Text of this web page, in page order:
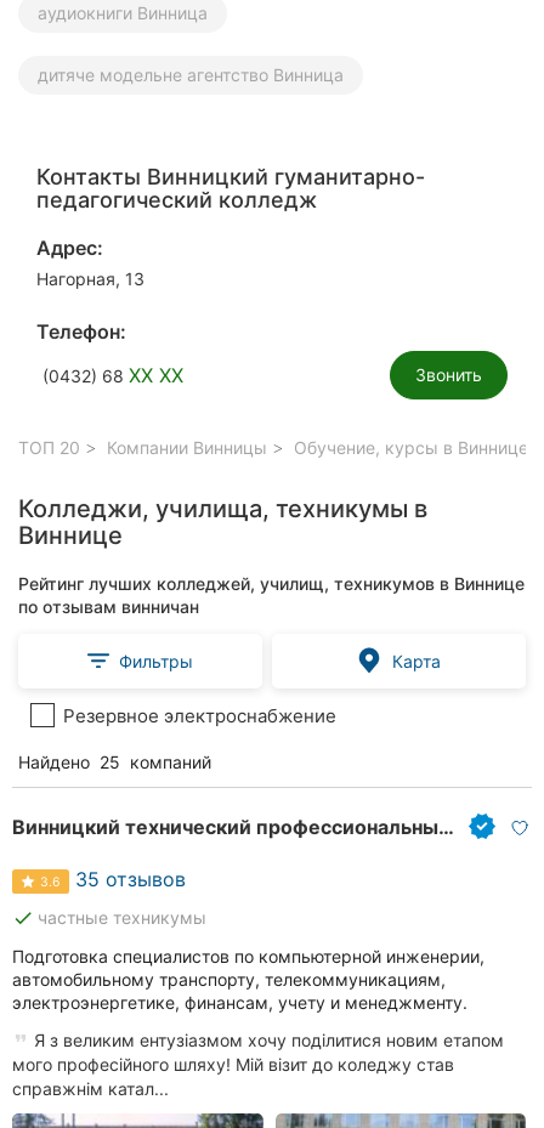
аудиокниги Винница
дитяче модельне агентство Винница
Контакты Винницкий гуманитарно-
педагогический колледж
Адрес:
Нагорная, 13
Телефон:
(0432) 68 XX XX Звонить
ТОП 20 Компании Винницы Обучение, курсы в Виннице
Колледжи, училища, техникумы в
Виннице
Рейтинг лучших колледжей, училищ, техникумов в Виннице
по отзывам винничан
Фильтры Карта
Резервное электроснабжение
Найдено 25 компаний
Винницкий технический профессиональный колледж
3.6 35 отзывов
done частные техникумы
Подготовка специалистов по компьютерной инженерии,
автомобильному транспорту, телекоммуникациям,
электроэнергетике, финансам, учету и менеджменту.
Я з великим ентузіазмом хочу поділитися новим етапом
мого професійного шляху! Мій візит до коледжу став
справжнім катал...